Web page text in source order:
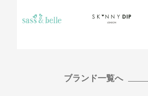
ブランド一覧へ